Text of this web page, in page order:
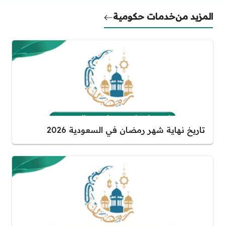
المزيد منخدمات حكومية
تاريخ نهاية شهر رمضان في السعودية 2026